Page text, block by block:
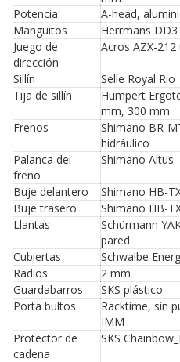
Potencia
A-head,
Manguitos
Herrmans
Juego de
dirección
Acros AZX-212
Sillín
Selle Royal Rio
Tija de sillín
Humpert
mm, 300 mm
Frenos
Shimano BR-
hidráulico
Palanca del
freno
Shimano Altus
Buje delantero
Shimano HB-
Buje trasero
Shimano HB-
Llantas
Schürmann
pared
Cubiertas
Schwalbe
Radios
2 mm
Guardabarros
SKS plástico
Porta bultos
Racktime, sin
IMM
Protector de
cadena
SKS